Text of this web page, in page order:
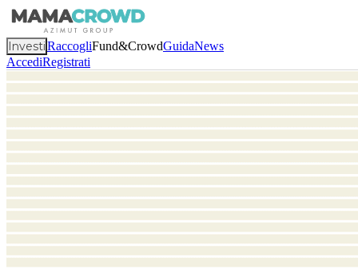
InvestiRaccogliFund&CrowdGuidaNews
AccediRegistrati